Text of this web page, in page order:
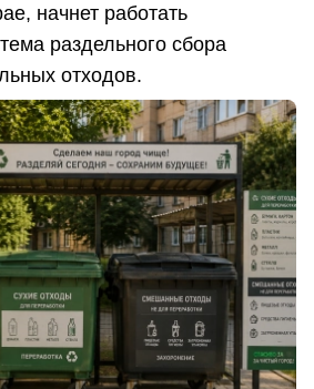
начнет работать
раздельного сбора
отходов.